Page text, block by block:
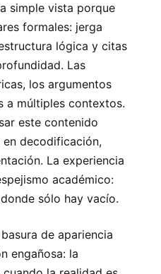
simple vista porque
formales: jerga
lógica y citas
Las
los argumentos
a múltiples contextos.
este contenido
decodificación,
La experiencia
académico:
sólo hay vacío.
de apariencia
engañosa: la